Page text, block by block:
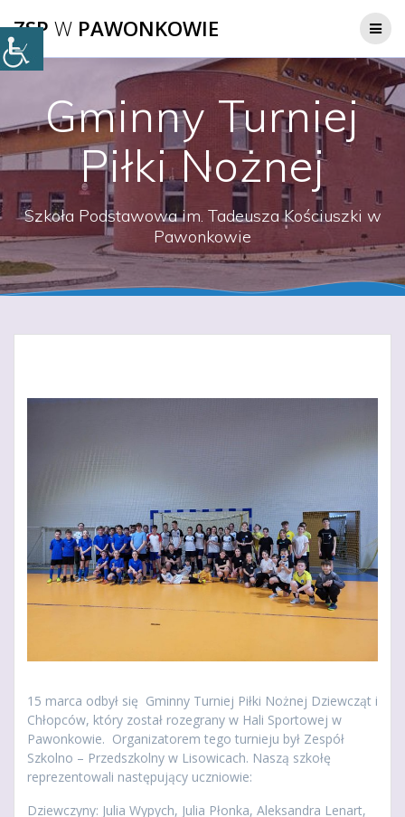
do
ZSP W PAWONKOWIE
Gminny Turniej
Piłki Nożnej
Szkoła Podstawowa im. Tadeusza Kościuszki w
Pawonkowie
15 marca odbył się Gminny Turniej Piłki Nożnej Dziewcząt i
Chłopców, który został rozegrany w Hali Sportowej w
Pawonkowie. Organizatorem tego turnieju był Zespół
Szkolno – Przedszkolny w Lisowicach. Naszą szkołę
reprezentowali następujący uczniowie:
Dziewczyny: Julia Wypych, Julia Płonka, Aleksandra Lenart,